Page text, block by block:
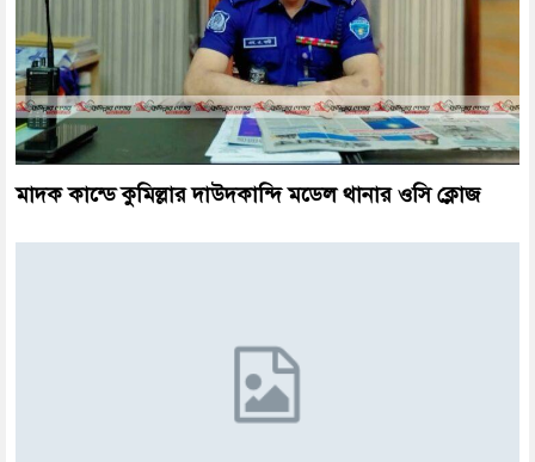
মাদক কান্ডে কুমিল্লার দাউদকান্দি মডেল থানার ওসি ক্লোজ